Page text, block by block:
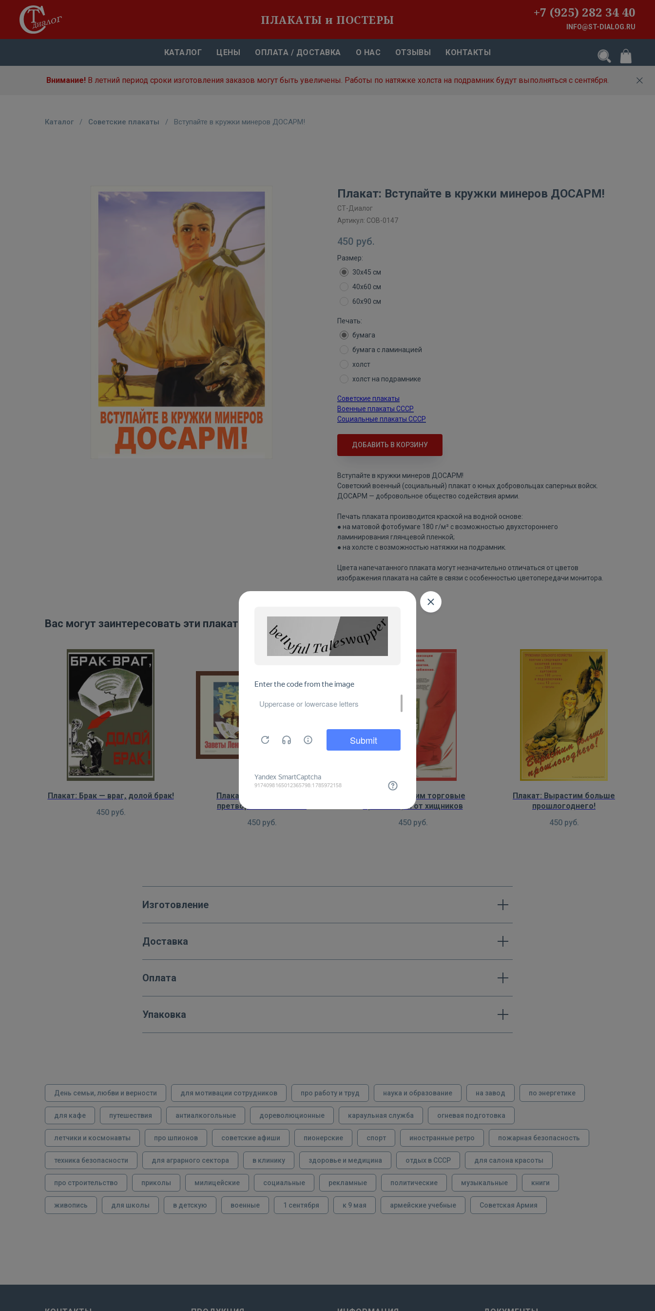
ПЛАКАТЫ и ПОСТЕРЫ +7 (925) 282 34 40
INFO@ST-DIALOG.RU
КАТАЛОГ ЦЕНЫ ОПЛАТА / ДОСТАВКА О НАС ОТЗЫВЫ КОНТАКТЫ
Внимание! В летний период сроки изготовления заказов могут быть увеличены. Работы по натяжке холста на подрамник будут выполняться с сентября.
Каталог / Советские плакаты / Вступайте в кружки минеров ДОСАРМ!
Плакат: Вступайте в кружки минеров ДОСАРМ!
СТ-Диалог
Артикул: СОВ-0147
450 руб.
Размер:
30х45 см
40х60 см
60х90 см
Печать:
бумага
бумага с ламинацией
холст
холст на подрамнике
Советские плакаты
Военные плакаты СССР
Социальные плакаты СССР
ДОБАВИТЬ В КОРЗИНУ
Вступайте в кружки минеров ДОСАРМ!
Советский военный (социальный) плакат о юных добровольцах саперных войск.
ДОСАРМ — добровольное общество содействия армии.
Печать плаката производится краской на водной основе:
● на матовой фотобумаге 180 г/м² с возможностью двухстороннего
ламинирования глянцевой пленкой;
● на холсте с возможностью натяжки на подрамник.
Цвета напечатанного плаката могут незначительно отличаться от цветов
изображения плаката на сайте в связи с особенностью цветопередачи монитора.
Вас могут заинтересовать эти плакаты:
Плакат: Брак — враг, долой брак!
450 руб.
Плакат: Заветы Ленина
претворяются в жизнь!
450 руб.
Плакат: Очистим торговые
организации от хищников
450 руб.
Плакат: Вырастим больше
прошлогоднего!
450 руб.
Изготовление
Доставка
Оплата
Упаковка
День семьи, любви и верности для мотивации сотрудников про работу и труд наука и образование на завод по энергетике
для кафе путешествия антиалкогольные дореволюционные караульная служба огневая подготовка
летчики и космонавты про шпионов советские афиши пионерские спорт иностранные ретро пожарная безопасность
техника безопасности для аграрного сектора в клинику здоровье и медицина отдых в СССР для салона красоты
про строительство приколы милицейские социальные рекламные политические музыкальные книги
живопись для школы в детскую военные 1 сентября к 9 мая армейские учебные Советская Армия